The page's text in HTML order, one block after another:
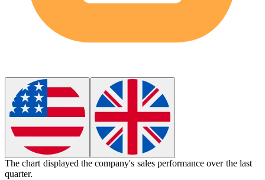
Thechart displayed the company's sales performance over the last
quarter.